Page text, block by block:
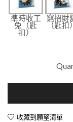
準時收工
兔（匙
扣）
窮招財
（匙扣
收藏到願望清單